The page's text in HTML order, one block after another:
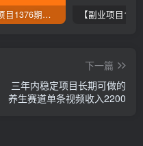
【副业项目1376期】龟课最新闲鱼项目玩法实战教程_全新升级月收益几千到几万
下一篇
三年内稳定项目长期可做的
养生赛道单条视频收入2200